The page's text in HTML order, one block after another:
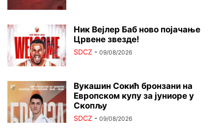
Ник Вејлер Баб ново појачање
Црвене звезде!
SDCZ - 09/08/2026
Вукашин Сокић бронзани на
Европском купу за јуниоре у
Скопљу
SDCZ - 09/08/2026